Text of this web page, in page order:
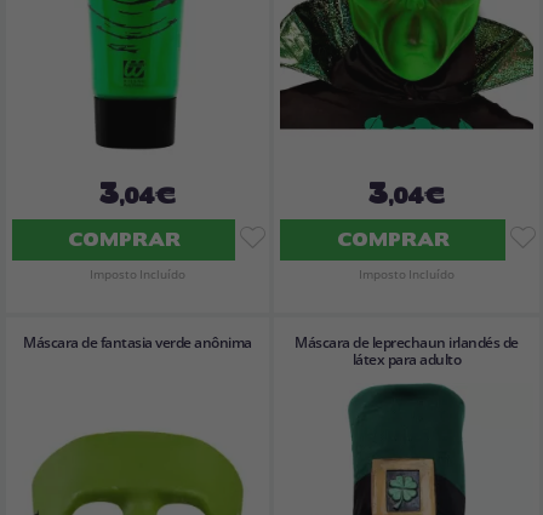
3,04€
COMPRAR
Imposto Incluído
3,04€
COMPRAR
Imposto Incluído
Máscara de fantasia verde anônima
Máscara de leprechaun irlandés de
látex para adulto